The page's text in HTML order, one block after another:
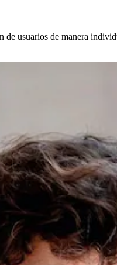
usuarios de manera